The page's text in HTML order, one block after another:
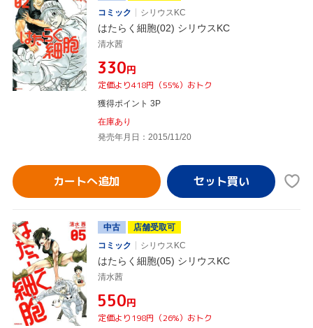
コミック
シリウスKC
はたらく細胞(02) シリウスKC
清水茜
¥330円
定価より418円（55%）おトク
獲得ポイント 3P
在庫あり
発売年月日：2015/11/20
カートへ追加
中古
店舗受取可
コミック
シリウスKC
はたらく細胞(05) シリウスKC
清水茜
¥550円
定価より198円（26%）おトク